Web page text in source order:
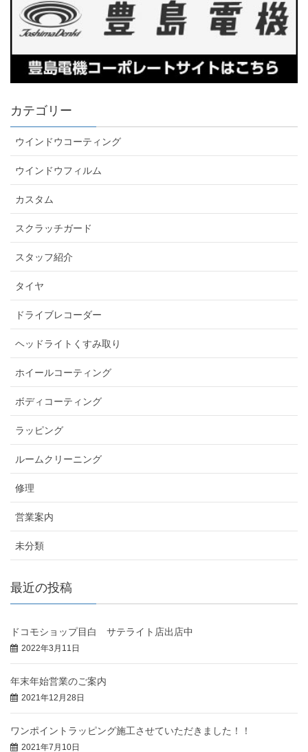
カテゴリー
ウインドウコーティング
ウインドウフィルム
カスタム
スクラッチガード
スタッフ紹介
タイヤ
ドライブレコーダー
ヘッドライトくすみ取り
ホイールコーティング
ボディコーティング
ラッピング
ルームクリーニング
修理
営業案内
未分類
最近の投稿
ドコモショップ目白 サテライト店出店中
2022年3月11日
年末年始営業のご案内
2021年12月28日
ワンポイントラッピング施工させていただきました！！
2021年7月10日